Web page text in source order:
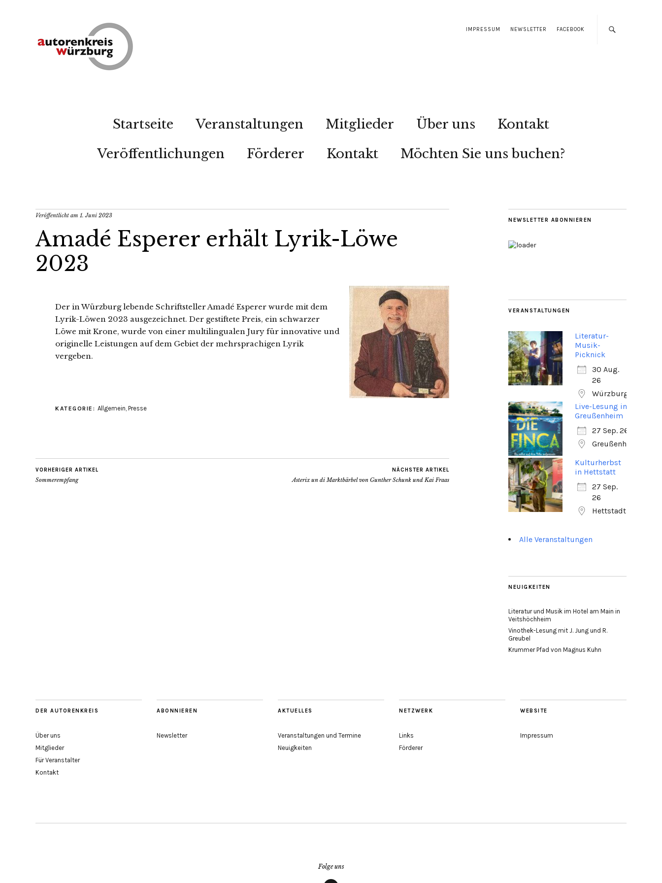
IMPRESSUM NEWSLETTER FACEBOOK
Startseite Veranstaltungen Mitglieder Über uns
Kontakt
Veröffentlichungen
Förderer Kontakt Möchten Sie uns buchen?
Veröffentlicht am 1. Juni 2023
Amadé Esperer erhält Lyrik-Löwe
2023
Der in Würzburg lebende Schriftsteller Amadé Esperer wurde mit dem
Lyrik-Löwen 2023 ausgezeichnet. Der gestiftete Preis, ein schwarzer
Löwe mit Krone, wurde von einer multilingualen Jury für innovative und
originelle Leistungen auf dem Gebiet der mehrsprachigen Lyrik
vergeben.
KATEGORIE: Allgemein, Presse
VORHERIGER ARTIKEL
Sommerempfang
NÄCHSTER ARTIKEL
Asterix un di Marktbärbel von Gunther Schunk und Kai Fraas
NEWSLETTER ABONNIEREN
VERANSTALTUNGEN
Literatur-
Musik-
Picknick
30 Aug.
26
Würzburg
Live-Lesung in
Greußenheim
27 Sep. 26
Greußenheim
Kulturherbst
in Hettstatt
27 Sep.
26
Hettstadt
Alle Veranstaltungen
NEUIGKEITEN
Literatur und Musik im Hotel am Main in
Veitshöchheim
Vinothek-Lesung mit J. Jung und R.
Greubel
Krummer Pfad von Magnus Kuhn
DER AUTORENKREIS
Über uns
Mitglieder
Für Veranstalter
Kontakt
ABONNIEREN
Newsletter
AKTUELLES
Veranstaltungen und Termine
Neuigkeiten
NETZWERK
Links
Förderer
WEBSITE
Impressum
Folge uns